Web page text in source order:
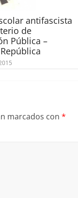
antifascista
de
Pública –
marcados con *